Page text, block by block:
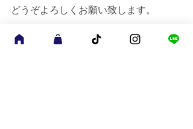
どうぞよろしくお願い致します。